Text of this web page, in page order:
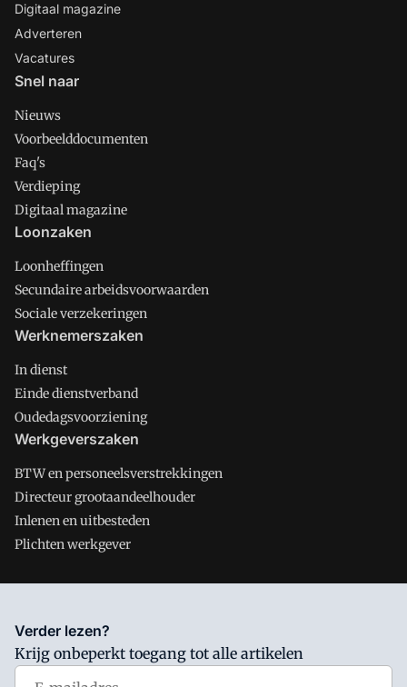
Digitaal magazine
Adverteren
Vacatures
Snel naar
Nieuws
Voorbeelddocumenten
Faq's
Verdieping
Digitaal magazine
Loonzaken
Loonheffingen
Secundaire arbeidsvoorwaarden
Sociale verzekeringen
Werknemerszaken
In dienst
Einde dienstverband
Oudedagsvoorziening
Werkgeverszaken
BTW en personeelsverstrekkingen
Directeur grootaandeelhouder
Inlenen en uitbesteden
Plichten werkgever
Salarisnet is onderdeel van VMN media. Lees in
waar VMN media voor staat. Op gebruik van deze site zijn de
volgende regelingen van toepassing:Algemene Voorwaarden
Verder lezen?
Krijg onbeperkt toegang tot alle artikelen